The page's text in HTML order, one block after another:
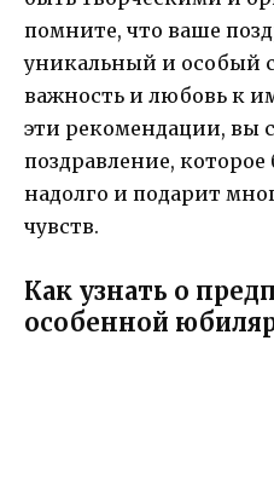
помните, что ваше
уникальный и особый
важность и любовь к
эти рекомендации, вы
поздравление, которое
надолго и подарит
чувств.
Как узнать о
особенной